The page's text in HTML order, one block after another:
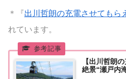
＊『出川哲朗の充電させてもら
れています。
【出川哲朗
絶景“瀬戸内